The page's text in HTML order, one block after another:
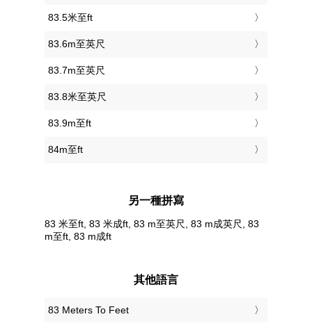
83.5米至ft
83.6m至英尺
83.7m至英尺
83.8米至英尺
83.9m至ft
84m至ft
另一種拼寫
83 米至ft, 83 米成ft, 83 m至英尺, 83 m成英尺, 83
m至ft, 83 m成ft
其他語言
‎83 Meters To Feet